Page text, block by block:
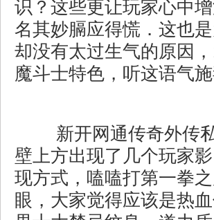
识？这些更让玩家心中
名其妙膈应得慌．这也
却没有太过生气的原因
魔斗士特色，听这语气
新开网通传奇外传
壁上方出现了几个玩家
现方式，嗑嗑打第一拳
眼，大家觉得应该是热